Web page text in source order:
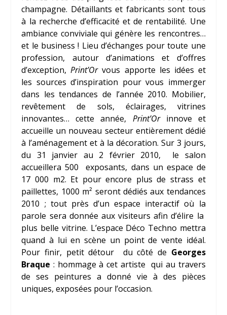
champagne. Détaillants et fabricants sont tous
à la recherche d’efficacité et de rentabilité. Une
ambiance conviviale qui génère les rencontres…
et le business ! Lieu d’échanges pour toute une
profession, autour d’animations et d’offres
d’exception,Print’Orvous apporte les idées et
les sources d’inspiration pour vous immerger
dans les tendances de l’année 2010. Mobilier,
revêtement de sols, éclairages, vitrines
innovantes… cette année, Print’Orinnove et
accueille un nouveau secteur entièrement dédié
à l’aménagement et à la décoration. Sur 3 jours,
du 31 janvier au 2 février 2010, le salon
accueillera 500 exposants, dans un espace de
17 000 m2. Et pour encore plus de strass et
paillettes, 1000 m² seront dédiés aux tendances
2010 ; tout près d’un espace interactif où la
parole sera donnée aux visiteurs afin d’élire la
plus belle vitrine. L’espace Déco Techno mettra
quand à lui en scène un point de vente idéal.
Pour finir, petit détour du côté de Georges
Braque : hommage à cet artiste qui au travers
de ses peintures a donné vie à des pièces
uniques, exposées pour l’occasion.